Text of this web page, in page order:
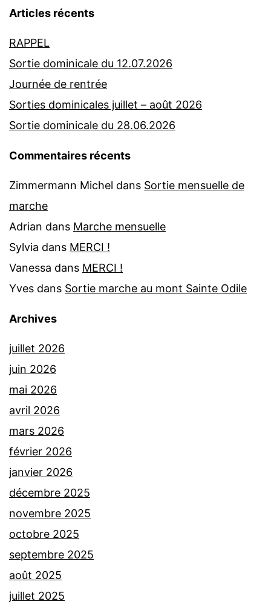
Articles récents
RAPPEL
Sortie dominicale du 12.07.2026
Journée de rentrée
Sorties dominicales juillet – août 2026
Sortie dominicale du 28.06.2026
Commentaires récents
Zimmermann Michel dans Sortie mensuelle de
marche
Adrian dans Marche mensuelle
Sylvia dans MERCI !
Vanessa dans MERCI !
Yves dans Sortie marche au mont Sainte Odile
Archives
juillet 2026
juin 2026
mai 2026
avril 2026
mars 2026
février 2026
janvier 2026
décembre 2025
novembre 2025
octobre 2025
septembre 2025
août 2025
juillet 2025